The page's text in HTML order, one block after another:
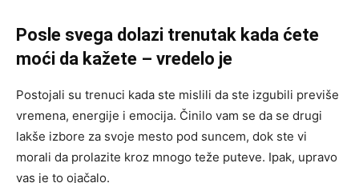
Posle svega dolazi trenutak kada ćete
moći da kažete – vredelo je
Postojali su trenuci kada ste mislili da ste izgubili previše
vremena, energije i emocija. Činilo vam se da se drugi
lakše izbore za svoje mesto pod suncem, dok ste vi
morali da prolazite kroz mnogo teže puteve. Ipak, upravo
vas je to ojačalo.